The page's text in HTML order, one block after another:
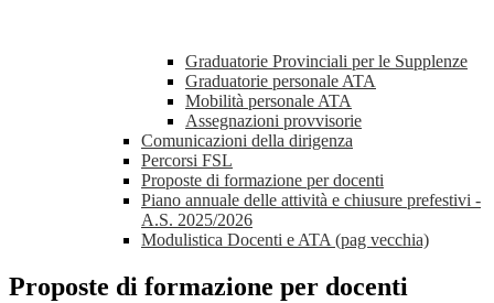
Graduatorie Provinciali per le Supplenze
Graduatorie personale ATA
Mobilità personale ATA
Assegnazioni provvisorie
Comunicazioni della dirigenza
Percorsi FSL
Proposte di formazione per docenti
Piano annuale delle attività e chiusure prefestivi -
A.S. 2025/2026
Modulistica Docenti e ATA (pag vecchia)
Proposte di formazione per docenti